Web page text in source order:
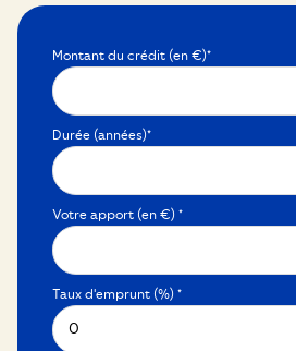
Montant du crédit (en €)*
Durée (années)*
Votre apport (en €) *
Taux d'emprunt (%) *